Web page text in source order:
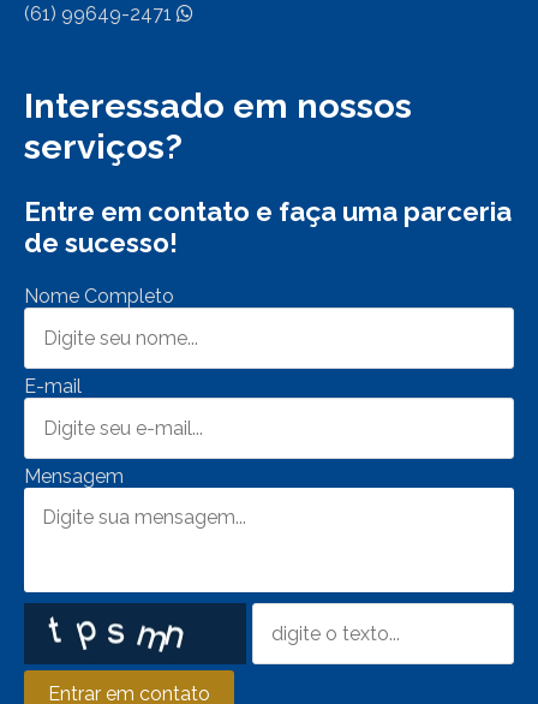
(61) 99649-2471
Interessado em nossos
serviços?
Entre em contato e faça uma parceria
de sucesso!
Nome Completo
E-mail
Mensagem
Entrar em contato